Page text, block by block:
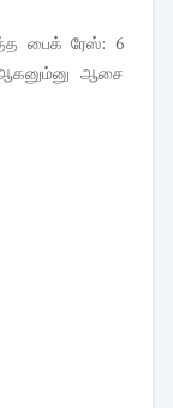
பைக் ரேஸ்: 6
ஆசை